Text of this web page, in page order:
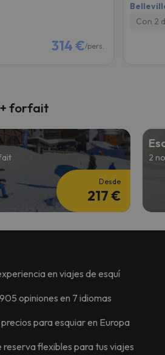
314 €/pers.
Con 2
forfait
Desde
217 €
2
en viajes de esquí
opiniones en 7 idiomas
para esquiar en Europa
reserva flexibles para tus viajes